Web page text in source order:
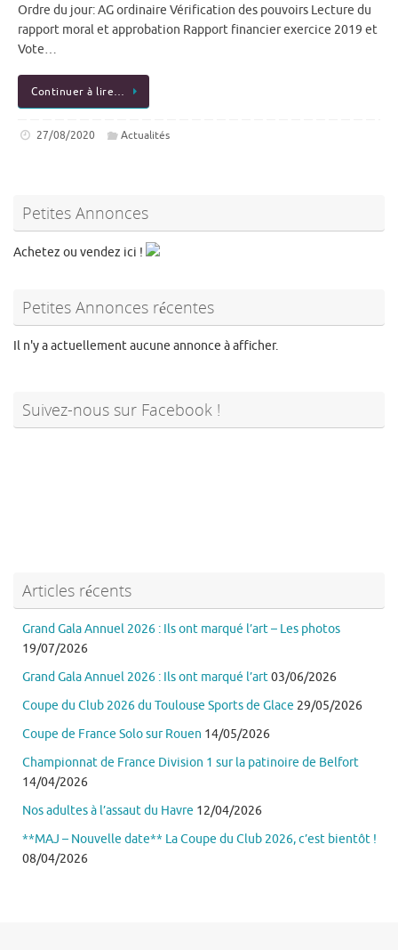
Ordre du jour: AG ordinaire Vérification des pouvoirs Lecture du
rapport moral et approbation Rapport financier exercice 2019 et
Vote…
Continuer à lire…
27/08/2020 Actualités
Petites Annonces
Achetez ou vendez ici !
Petites Annonces récentes
Il n'y a actuellement aucune annonce à afficher.
Suivez-nous sur Facebook !
Articles récents
Grand Gala Annuel 2026 : Ils ont marqué l’art – Les photos
19/07/2026
Grand Gala Annuel 2026 : Ils ont marqué l’art03/06/2026
Coupe du Club 2026 du Toulouse Sports de Glace 29/05/2026
Coupe de France Solo sur Rouen 14/05/2026
Championnat de France Division 1 sur la patinoire de Belfort
14/04/2026
Nos adultes à l’assaut du Havre 12/04/2026
**MAJ – Nouvelle date** La Coupe du Club 2026, c’est bientôt !
08/04/2026